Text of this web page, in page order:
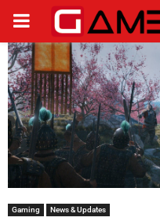
PRIMARY
MENU
Gaming News & Updates